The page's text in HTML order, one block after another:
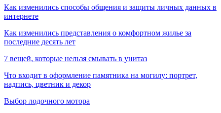
Как изменились способы общения и защиты личных данных в
интернете
Как изменились представления о комфортном жилье за
последние десять лет
7 вещей, которые нельзя смывать в унитаз
Что входит в оформление памятника на могилу: портрет,
надпись, цветник и декор
Выбор лодочного мотора